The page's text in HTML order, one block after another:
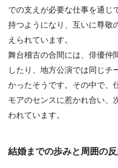
での支えが必要な仕事を通じ
持つようになり、互いに尊敬
えられています。
舞台稽古の合間には、俳優仲
したり、地方公演では同じチ
かったそうです。その中で、
モアのセンスに惹かれ合い、
われています。
結婚までの歩みと周囲の